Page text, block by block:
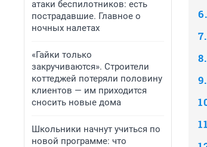
атаки беспилотников: есть
пострадавшие. Главное о
ночных налетах
«Гайки только
закручиваются». Строители
коттеджей потеряли половину
клиентов — им приходится
сносить новые дома
Школьники начнут учиться по
новой программе: что